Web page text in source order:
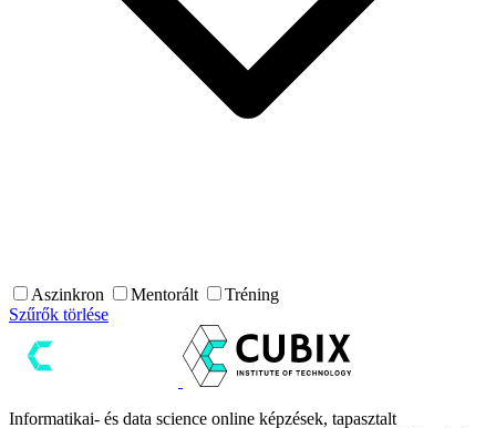
Aszinkron Mentorált
Tréning
Szűrők törlése
Informatikai- és data science online képzések, tapasztalt